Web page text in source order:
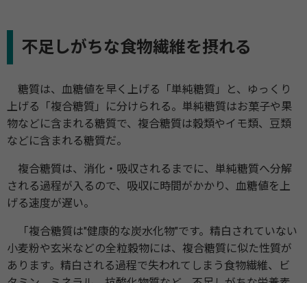
不足しがちな食物繊維を摂れる
糖質は、血糖値を早く上げる「単純糖質」と、ゆっくり
上げる「複合糖質」に分けられる。単純糖質はお菓子や果
物などに含まれる糖質で、複合糖質は穀類やイモ類、豆類
などに含まれる糖質だ。
複合糖質は、消化・吸収されるまでに、単純糖質へ分解
される過程が入るので、吸収に時間がかかり、血糖値を上
げる速度が遅い。
「複合糖質は"健康的な炭水化物"です。精白されていない
小麦粉や玄米などの全粒穀物には、複合糖質に似た性質が
あります。精白される過程で失われてしまう食物繊維、ビ